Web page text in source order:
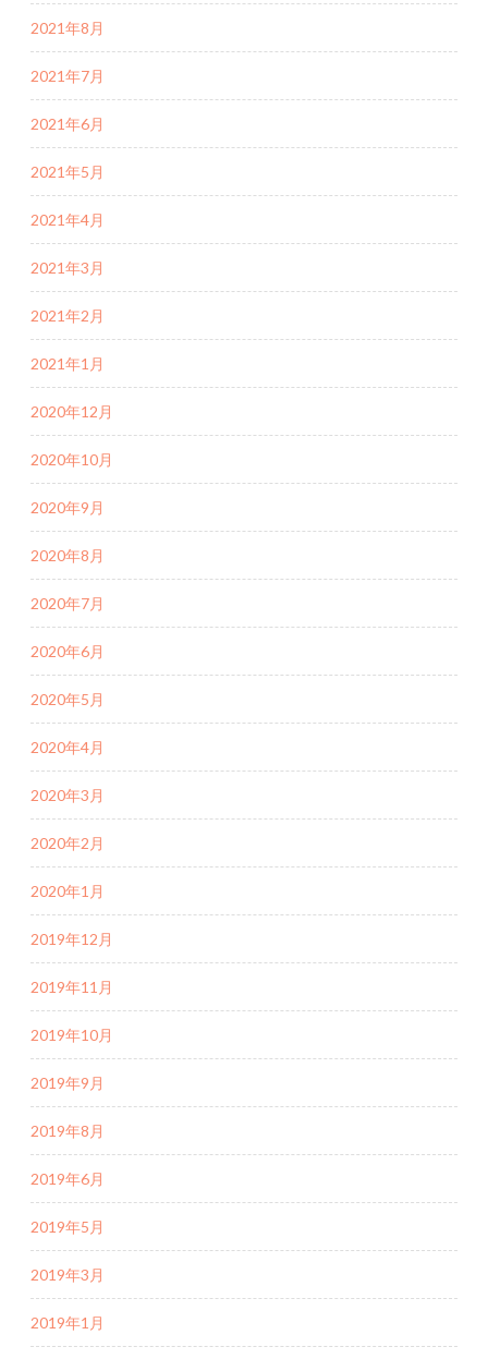
2021年8月
2021年7月
2021年6月
2021年5月
2021年4月
2021年3月
2021年2月
2021年1月
2020年12月
2020年10月
2020年9月
2020年8月
2020年7月
2020年6月
2020年5月
2020年4月
2020年3月
2020年2月
2020年1月
2019年12月
2019年11月
2019年10月
2019年9月
2019年8月
2019年6月
2019年5月
2019年3月
2019年1月